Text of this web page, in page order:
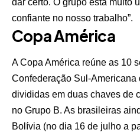
confiante no nosso trabalho”.
Copa América
A Copa América reúne as 10
Confederação Sul-Americana
divididas em duas chaves de
no Grupo B. As brasileiras
Bolívia (no dia 16 de julho a